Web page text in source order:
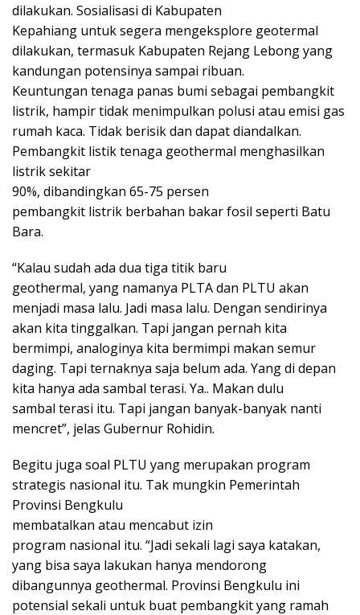
dilakukan. Sosialisasi di Kabupaten
Kepahiang untuk segera mengeksplore geotermal
dilakukan, termasuk Kabupaten Rejang Lebong yang
kandungan potensinya sampai ribuan.
Keuntungan tenaga panas bumi sebagai pembangkit
listrik, hampir tidak menimpulkan polusi atau emisi gas
rumah kaca. Tidak berisik dan dapat diandalkan.
Pembangkit listik tenaga geothermal menghasilkan
listrik sekitar
90%, dibandingkan 65-75 persen
pembangkit listrik berbahan bakar fosil seperti Batu
Bara.
“Kalau sudah ada dua tiga titik baru
geothermal, yang namanya PLTA dan PLTU akan
menjadi masa lalu. Jadi masa lalu. Dengan sendirinya
akan kita tinggalkan. Tapi jangan pernah kita
bermimpi, analoginya kita bermimpi makan semur
daging. Tapi ternaknya saja belum ada. Yang di depan
kita hanya ada sambal terasi. Ya.. Makan dulu
sambal terasi itu. Tapi jangan banyak-banyak nanti
mencret”, jelas Gubernur Rohidin.
Begitu juga soal PLTU yang merupakan program
strategis nasional itu. Tak mungkin Pemerintah
Provinsi Bengkulu
membatalkan atau mencabut izin
program nasional itu. “Jadi sekali lagi saya katakan,
yang bisa saya lakukan hanya mendorong
dibangunnya geothermal. Provinsi Bengkulu ini
potensial sekali untuk buat pembangkit yang ramah